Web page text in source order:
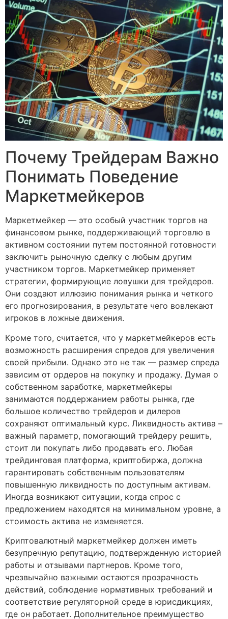
Почему Трейдерам Важно
Понимать Поведение
Маркетмейкеров
Маркетмейкер — это особый участник торгов на
финансовом рынке, поддерживающий торговлю в
активном состоянии путем постоянной готовности
заключить рыночную сделку с любым другим
участником торгов. Маркетмейкер применяет
стратегии, формирующие ловушки для трейдеров.
Они создают иллюзию понимания рынка и четкого
его прогнозирования, в результате чего вовлекают
игроков в ложные движения.
Кроме того, считается, что у маркетмейкеров есть
возможность расширения спредов для увеличения
своей прибыли. Однако это не так — размер спреда
зависим от ордеров на покупку и продажу. Думая о
собственном заработке, маркетмейкеры
занимаются поддержанием работы рынка, где
большое количество трейдеров и дилеров
сохраняют оптимальный курс. Ликвидность актива –
важный параметр, помогающий трейдеру решить,
стоит ли покупать либо продавать его. Любая
трейдинговая платформа, криптобиржа, должна
гарантировать собственным пользователям
повышенную ликвидность по доступным активам.
Иногда возникают ситуации, когда спрос с
предложением находятся на минимальном уровне, а
стоимость актива не изменяется.
Криптовалютный маркетмейкер должен иметь
безупречную репутацию, подтвержденную историей
работы и отзывами партнеров. Кроме того,
чрезвычайно важными остаются прозрачность
действий, соблюдение нормативных требований и
соответствие регуляторной среде в юрисдикциях,
где он работает. Дополнительное преимущество